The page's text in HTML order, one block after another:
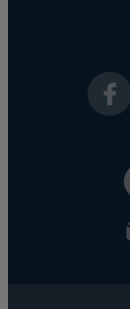
InstagramTikTok